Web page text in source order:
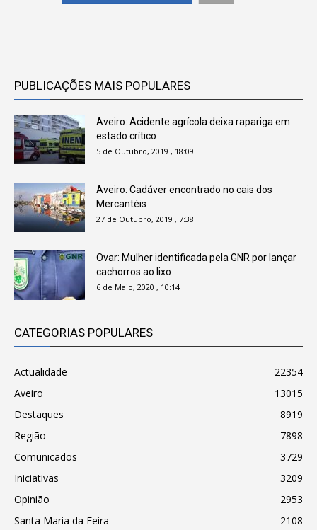
PUBLICAÇÕES MAIS POPULARES
Aveiro: Acidente agrícola deixa rapariga em
estado crítico
5 de Outubro, 2019 , 18:09
Aveiro: Cadáver encontrado no cais dos
Mercantéis
27 de Outubro, 2019 , 7:38
Ovar: Mulher identificada pela GNR por lançar
cachorros ao lixo
6 de Maio, 2020 , 10:14
CATEGORIAS POPULARES
Actualidade
22354
Aveiro
13015
Destaques
8919
Região
7898
Comunicados
3729
Iniciativas
3209
Opinião
2953
Santa Maria da Feira
2108